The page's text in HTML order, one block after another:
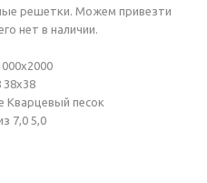
решетки. Можем привезти
нет в наличии.
Кварцевый песок
7,0 5,0